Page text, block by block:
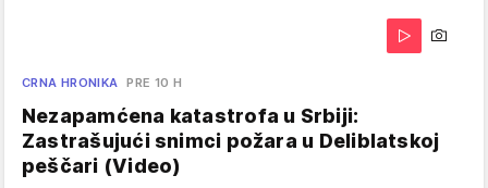
CRNA HRONIKA PRE 10 H
Nezapamćena katastrofa u Srbiji:
Zastrašujući snimci požara u Deliblatskoj
peščari (Video)